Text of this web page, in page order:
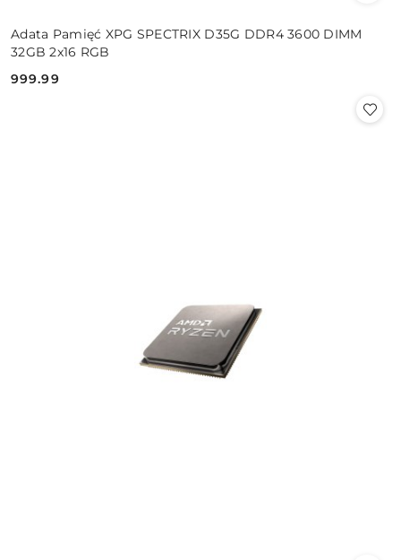
Adata Pamięć XPG SPECTRIX D35G DDR4 3600 DIMM
32GB 2x16 RGB
Cena:
999.99